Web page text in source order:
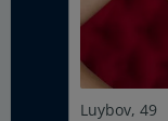
Luybov, 49